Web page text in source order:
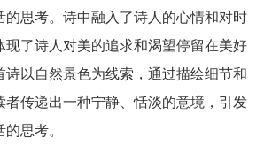
的思考。诗中融入了诗人的心情和对时
现了诗人对美的追求和渴望停留在美好
诗以自然景色为线索，通过描绘细节和
者传递出一种宁静、恬淡的意境，引发
思考。